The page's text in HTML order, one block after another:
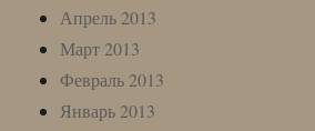
Апрель 2013
Март 2013
Февраль 2013
Январь 2013